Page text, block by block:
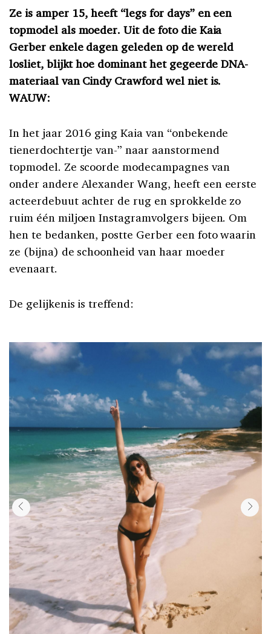
Ze is amper 15, heeft “legs for days” en een
topmodel als moeder. Uit de foto die Kaia
Gerber enkele dagen geleden op de wereld
losliet, blijkt hoe dominant het gegeerde DNA-
materiaal van Cindy Crawford wel niet is.
WAUW:
In het jaar 2016 ging Kaia van “onbekende
tienerdochtertje van-” naar aanstormend
topmodel. Ze scoorde modecampagnes van
onder andere Alexander Wang, heeft een eerste
acteerdebuut achter de rug en sprokkelde zo
ruim één miljoen Instagramvolgers bijeen. Om
hen te bedanken, postte Gerber een foto waarin
ze (bijna) de schoonheid van haar moeder
evenaart.
De gelijkenis is treffend: